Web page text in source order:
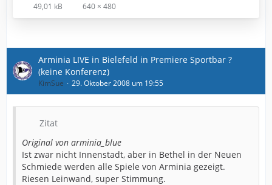
49,01 kB 640 × 480
Arminia LIVE in Bielefeld in Premiere Sportbar ?
(keine Konferenz)
KimSue 29. Oktober 2008 um 19:55
Zitat
Original von arminia_blue
Ist zwar nicht Innenstadt, aber in Bethel in der Neuen
Schmiede werden alle Spiele von Arminia gezeigt.
Riesen Leinwand, super Stimmung.